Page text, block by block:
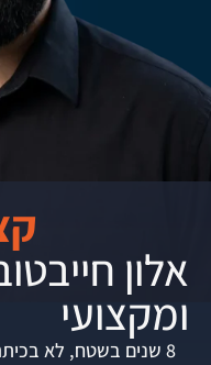
אלון
ומקצועי
8 שנים בשטח, לא